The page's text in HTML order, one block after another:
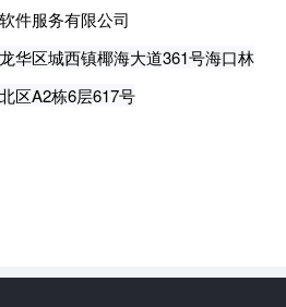
件服务有限公司
华区城西镇椰海大道361号海口林
区A2栋6层617号